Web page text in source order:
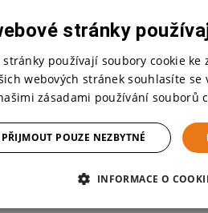
stránky
stránky používají soubory cookie
webových stránek souhlasíte
zásadami používání souborů
PŘIJMOUT POUZE NEZBYTNÉ
INFORMACE O